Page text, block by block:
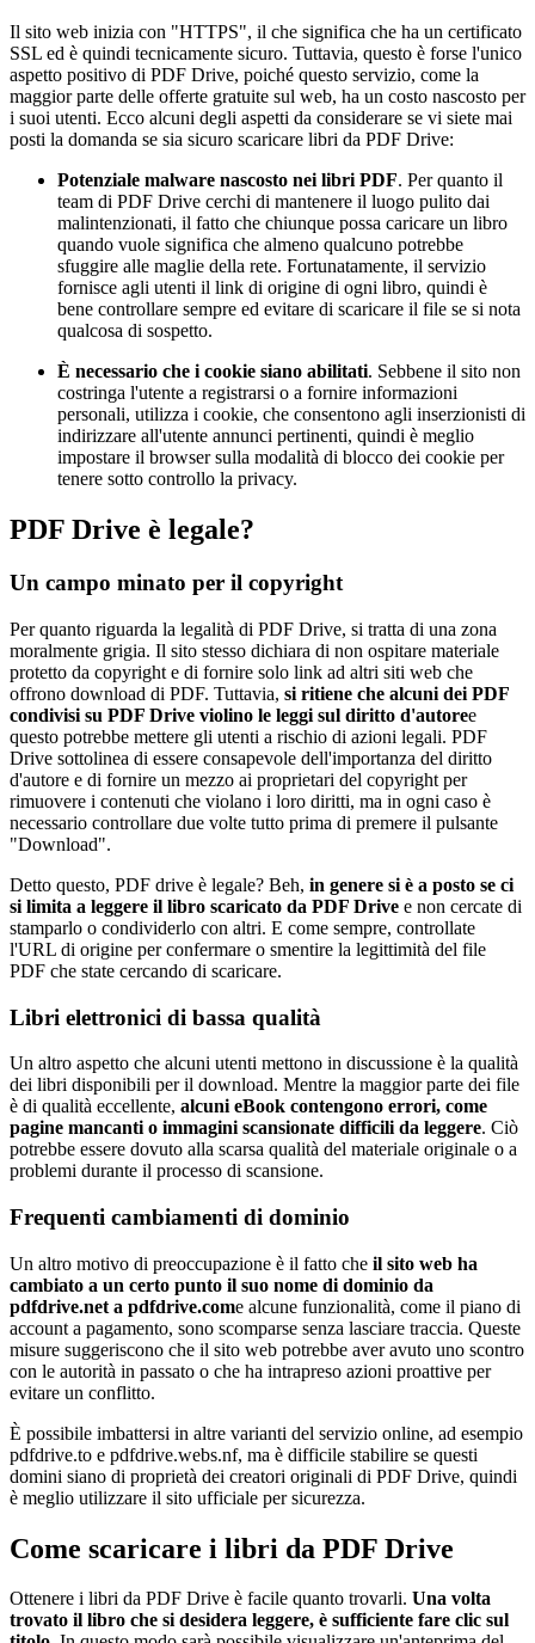
Il sito web inizia con "HTTPS", il che significa che ha un certificato
SSL ed è quindi tecnicamente sicuro. Tuttavia, questo è forse l'unico
aspetto positivo di PDF Drive, poiché questo servizio, come la
maggior parte delle offerte gratuite sul web, ha un costo nascosto per
i suoi utenti. Ecco alcuni degli aspetti da considerare se vi siete mai
posti la domanda se sia sicuro scaricare libri da PDF Drive:
Potenziale malware nascosto nei libri PDF. Per quanto il
team di PDF Drive cerchi di mantenere il luogo pulito dai
malintenzionati, il fatto che chiunque possa caricare un libro
quando vuole significa che almeno qualcuno potrebbe
sfuggire alle maglie della rete. Fortunatamente, il servizio
fornisce agli utenti il link di origine di ogni libro, quindi è
bene controllare sempre ed evitare di scaricare il file se si nota
qualcosa di sospetto.
È necessario che i cookie siano abilitati. Sebbene il sito non
costringa l'utente a registrarsi o a fornire informazioni
personali, utilizza i cookie, che consentono agli inserzionisti di
indirizzare all'utente annunci pertinenti, quindi è meglio
impostare il browser sulla modalità di blocco dei cookie per
tenere sotto controllo la privacy.
PDF Drive è legale?
Un campo minato per il copyright
Per quanto riguarda la legalità di PDF Drive, si tratta di una zona
moralmente grigia. Il sito stesso dichiara di non ospitare materiale
protetto da copyright e di fornire solo link ad altri siti web che
offrono download di PDF. Tuttavia, si ritiene che alcuni dei PDF
condivisi su PDF Drive violino le leggi sul diritto d'autoree
questo potrebbe mettere gli utenti a rischio di azioni legali. PDF
Drive sottolinea di essere consapevole dell'importanza del diritto
d'autore e di fornire un mezzo ai proprietari del copyright per
rimuovere i contenuti che violano i loro diritti, ma in ogni caso è
necessario controllare due volte tutto prima di premere il pulsante
"Download".
Detto questo, PDF drive è legale? Beh, in genere si è a posto se ci
si limita a leggere il libro scaricato da PDF Drive e non cercate di
stamparlo o condividerlo con altri. E come sempre, controllate
l'URL di origine per confermare o smentire la legittimità del file
PDF che state cercando di scaricare.
Libri elettronici di bassa qualità
Un altro aspetto che alcuni utenti mettono in discussione è la qualità
dei libri disponibili per il download. Mentre la maggior parte dei file
è di qualità eccellente, alcuni eBook contengono errori, come
pagine mancanti o immagini scansionate difficili da leggere. Ciò
potrebbe essere dovuto alla scarsa qualità del materiale originale o a
problemi durante il processo di scansione.
Frequenti cambiamenti di dominio
Un altro motivo di preoccupazione è il fatto che il sito web ha
cambiato a un certo punto il suo nome di dominio da
pdfdrive.net a pdfdrive.come alcune funzionalità, come il piano di
account a pagamento, sono scomparse senza lasciare traccia. Queste
misure suggeriscono che il sito web potrebbe aver avuto uno scontro
con le autorità in passato o che ha intrapreso azioni proattive per
evitare un conflitto.
È possibile imbattersi in altre varianti del servizio online, ad esempio
pdfdrive.to e pdfdrive.webs.nf, ma è difficile stabilire se questi
domini siano di proprietà dei creatori originali di PDF Drive, quindi
è meglio utilizzare il sito ufficiale per sicurezza.
Come scaricare i libri da PDF Drive
Ottenere i libri da PDF Drive è facile quanto trovarli. Una volta
trovato il libro che si desidera leggere, è sufficiente fare clic sul